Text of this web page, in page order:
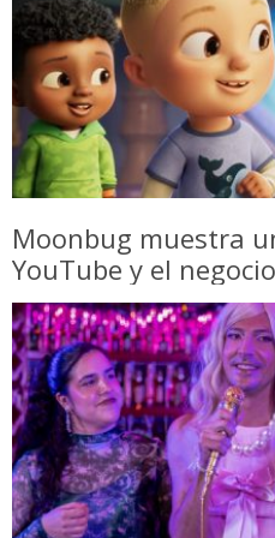
Moonbug muestra
YouTube y el